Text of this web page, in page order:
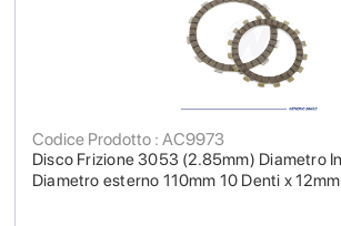
Disco Frizione 3053 (2.85mm) Diametro
Diametro esterno 110mm 10 Denti x 12mm
Codice Prodotto : AC9973